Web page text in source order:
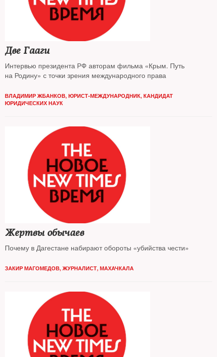
Две Гааги
Интервью президента РФ авторам фильма «Крым. Путь
на Родину» с точки зрения международного права
ВЛАДИМИР ЖБАНКОВ, ЮРИСТ-МЕЖДУНАРОДНИК, КАНДИДАТ
ЮРИДИЧЕСКИХ НАУК
Жертвы обычаев
Почему в Дагестане набирают обороты «убийства чести»
ЗАКИР МАГОМЕДОВ, ЖУРНАЛИСТ, МАХАЧКАЛА